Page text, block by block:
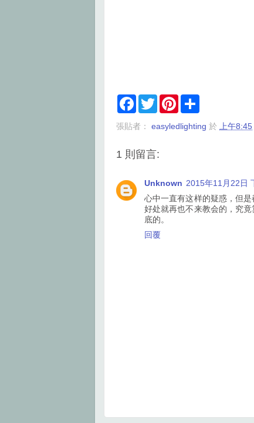
F
e
o
T
w
t
r
P
t
r
張貼者： easyledlighting 於 上午8:45
1 則留言:
Unknown 2015年11月22日
心中一直有这样的疑惑，但
好处就再也不来教会的，究
底的。
回覆